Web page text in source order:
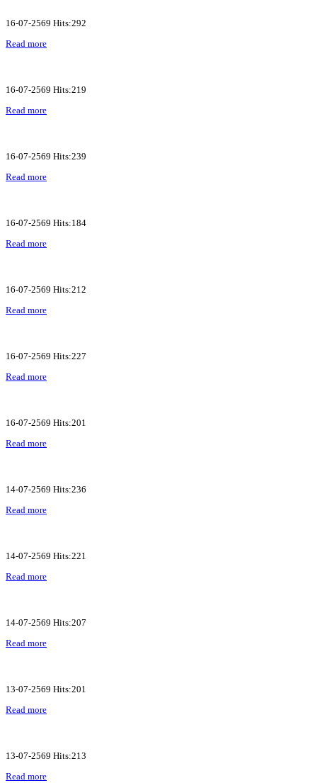
16-07-2569 Hits:292
Read more
16-07-2569 Hits:219
Read more
16-07-2569 Hits:239
Read more
16-07-2569 Hits:184
Read more
16-07-2569 Hits:212
Read more
16-07-2569 Hits:227
Read more
16-07-2569 Hits:201
Read more
14-07-2569 Hits:236
Read more
14-07-2569 Hits:221
Read more
14-07-2569 Hits:207
Read more
13-07-2569 Hits:201
Read more
13-07-2569 Hits:213
Read more